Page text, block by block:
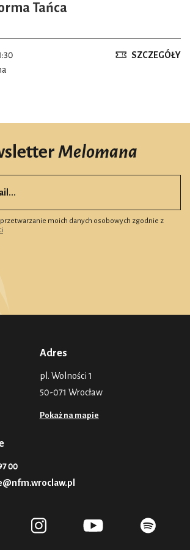
Tańca
SZCZEGÓŁY
Melomana
moich danych osobowych zgodnie z
Adres
pl. Wolności 1
50-071 Wrocław
Pokaż na mapie
00